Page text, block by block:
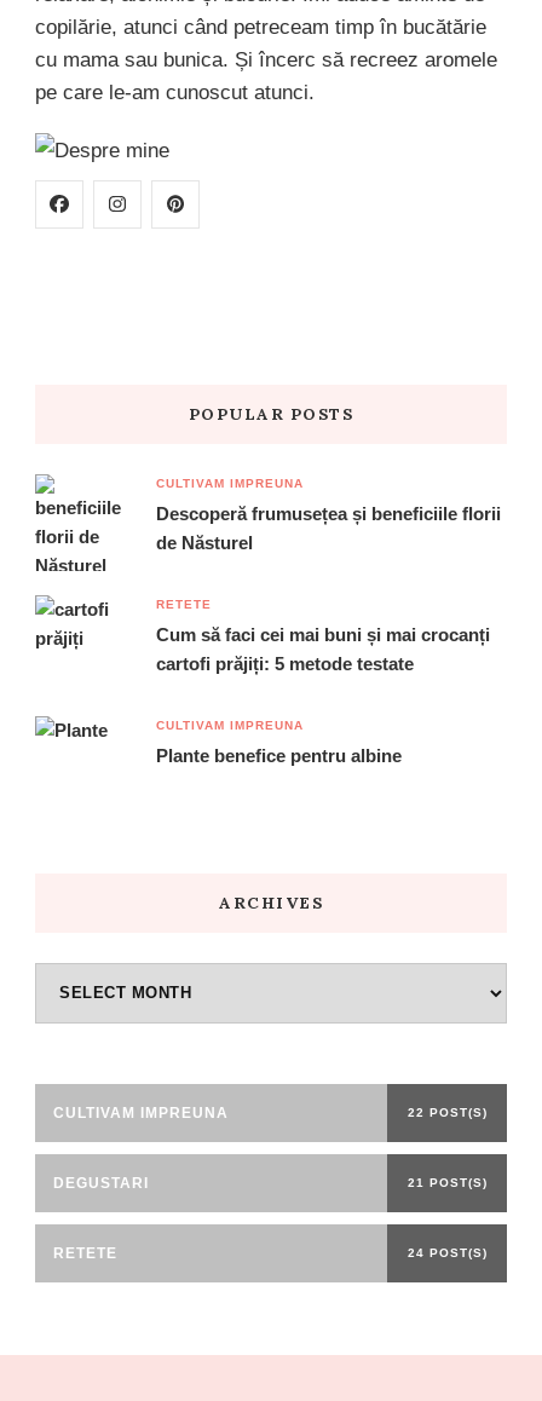
copilărie, atunci când petreceam timp în bucătărie
cu mama sau bunica. Și încerc să recreez aromele
pe care le-am cunoscut atunci.
POPULAR POSTS
CULTIVAM IMPREUNA
Descoperă frumusețea și beneficiile florii
de Năsturel
RETETE
Cum să faci cei mai buni și mai crocanți
cartofi prăjiți: 5 metode testate
CULTIVAM IMPREUNA
Plante benefice pentru albine
ARCHIVES
CULTIVAM IMPREUNA 22 POST(S)
DEGUSTARI 21 POST(S)
RETETE 24 POST(S)